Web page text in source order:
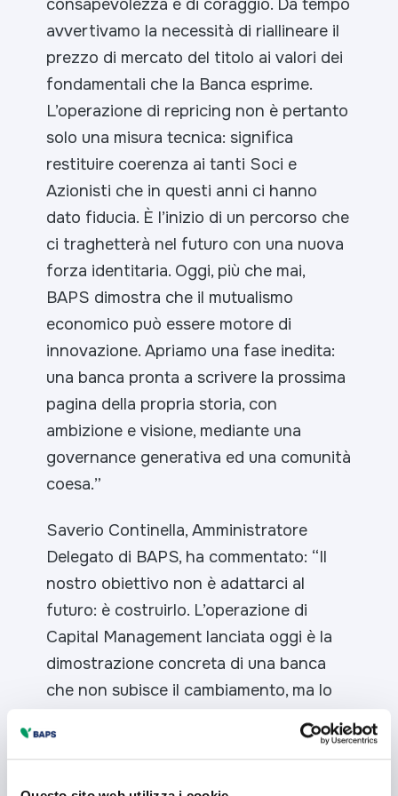
consapevolezza e di coraggio. Da tempo
avvertivamo la necessità di riallineare il
prezzo di mercato del titolo ai valori dei
fondamentali che la Banca esprime.
L’operazione di repricing non è pertanto
solo una misura tecnica: significa
restituire coerenza ai tanti Soci e
Azionisti che in questi anni ci hanno
dato fiducia. È l’inizio di un percorso che
ci traghetterà nel futuro con una nuova
forza identitaria. Oggi, più che mai,
BAPS dimostra che il mutualismo
economico può essere motore di
innovazione. Apriamo una fase inedita:
una banca pronta a scrivere la prossima
pagina della propria storia, con
ambizione e visione, mediante una
governance generativa ed una comunità
coesa.”
Saverio Continella, Amministratore
Delegato di BAPS, ha commentato: “Il
nostro obiettivo non è adattarci al
futuro: è costruirlo. L’operazione di
Capital Management lanciata oggi è la
dimostrazione concreta di una banca
che non subisce il cambiamento, ma lo
anticipa. Abbiamo scelto di valorizzare il
nostro capitale, continuando a dare una